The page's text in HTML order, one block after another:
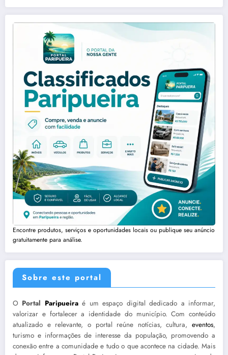
Encontre produtos, serviços e oportunidades locais ou publique seu anúncio
gratuitamente para análise.
Sobre este portal
O Portal Paripueiraé um espaço digital dedicado a informar,
valorizar e fortalecer a identidade do município. Com conteúdo
atualizado e relevante, o portal reúne notícias, cultura, eventos,
turismo e informações de interesse da população, promovendo a
conexão entre a comunidade e tudo o que acontece na cidade. Mais